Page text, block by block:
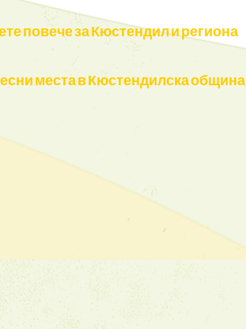
повече за Кюстендил и региона
места в Кюстендилска община